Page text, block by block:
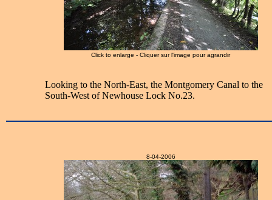
Click to enlarge - Cliquer sur l'image pour agrandir
Looking to the North-East, the Montgomery Canal to the
South-West of Newhouse Lock No.23.
8-04-2006